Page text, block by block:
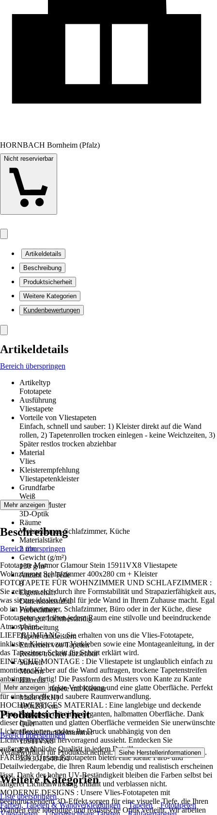
HORNBACH Bornheim (Pfalz)
Nicht reservierbar
Artikeldetails
Beschreibung
Produktsicherheit
Weitere Kategorien
Kundenbewertungen
Artikeldetails
Bereich überspringen
Artikeltyp
Fototapete
Ausführung
Vliestapete
Vorteile von Vliestapeten
Einfach, schnell und sauber: 1) Kleister direkt auf die Wand
rollen, 2) Tapetenrollen trocken einlegen - keine Weichzeiten, 3)
Später restlos trocken abziehbar
Material
Vlies
Kleisterempfehlung
Vliestapetenkleister
Grundfarbe
Weiß
Dekor / Muster
3D-Optik
Räume
Wohnzimmer, Schlafzimmer, Küche
Materialstärke
2 mm
Gewicht (g/m²)
130 g/m²
Anzahl der Teile
8
Eigenschaft
Dimensionsstabil
Farbechtheit
Sehr gut Lichtbeständig
Verarbeitung
Tapete einkleistern
Entfernen von Tapeten
Restlos trocken abziehbar
Stilwelt
Modern
Hinweis
Vlies Fototapete mit Kleister
Maße (BxH)
400x280 cm
Format
Quer
Herstellerartikelnummer
15911VX8
EAN
5903011540464
Mehr anzeigen
Beschreibung
Bereich überspringen
Fototapete Marmor Glamour Stein 15911VX8 Vliestapete
Wohnzimmer Schlafzimmer 400x280 cm + Kleister
FOTOTAPETE FÜR WOHNZIMMER UND SCHLAFZIMMER :
Sie zeichnen sich durch ihre Formstabilität und Strapazierfähigkeit aus,
was sie zur idealen Wahl für jede Wand in Ihrem Zuhause macht. Egal
ob im Wohnzimmer, Schlafzimmer, Büro oder in der Küche, diese
Fototapeten verleihen jedem Raum eine stilvolle und beeindruckende
Atmosphäre..
LIEFERUMFANG : Sie erhalten von uns die Vlies-Fototapete,
inklusive Kleister zum Verkleben sowie eine Montageanleitung, in der
das Tapezieren Schritt für Schritt erklärt wird.
EINFACHE MONTAGE : Die Vliestapete ist unglaublich einfach zu
montieren: Kleber auf die Wand auftragen, trockene Tapetenstreifen
anbringen – fertig! Die Passform des Musters von Kante zu Kante
sorgt für eine perfekte Verbindung und eine glatte Oberfläche. Perfekt
für eine schnelle und saubere Raumverwandlung.
HOCHWERTIGES MATERIAL : Eine langlebige und deckende
Vlies-Fototapete mit einer eleganten, halbmatten Oberfläche. Dank
dieser halbmatten und glatten Oberfläche vermeiden Sie unerwünschte
Lichtreflexionen, sodass Ihr Druck unabhängig von den
Lichtverhältnissen hervorragend aussieht. Entdecken Sie
außergewöhnliche Qualität in jedem Detail!
FARBEN : Unsere Fototapeten bieten eine ideale Farb- und
Detailwiedergabe, die Ihren Raum lebendig und realistisch erscheinen
lässt. Dank der hohen UV-Beständigkeit bleiben die Farben selbst bei
längerer Lichteinwirkung brillant und verblassen nicht.
MODERNE DESIGNS : Unsere Vlies-Fototapeten mit
beeindruckendem 3D-Effekt sorgen für eine visuelle Tiefe, die Ihren
Wänden eine lebendige und realistische Optik verleiht. Wir arbeiten
Mehr anzeigen
Produktsicherheit
Bereich überspringen
Verantwortlich für Produktsicherheit: Siehe Herstellerinformationen .
Weitere Kategorien
Liste überspringen
Farben, Tapeten & Wandverkleidungen
Tapeten
Fototapeten